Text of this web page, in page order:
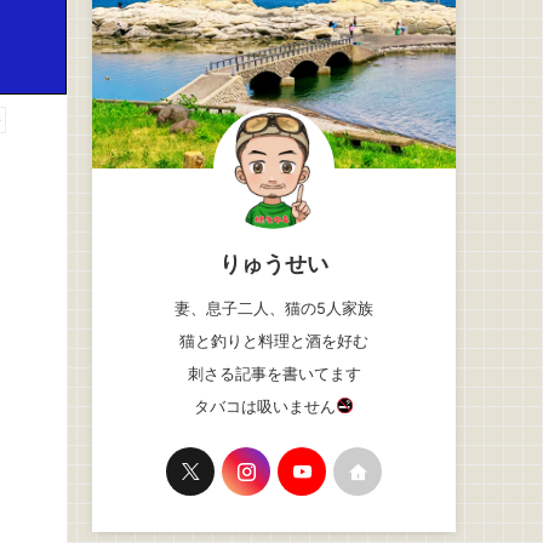
りゅうせい
妻、息子二人、猫の5人家族
猫と釣りと料理と酒を好む
刺さる記事を書いてます
タバコは吸いません